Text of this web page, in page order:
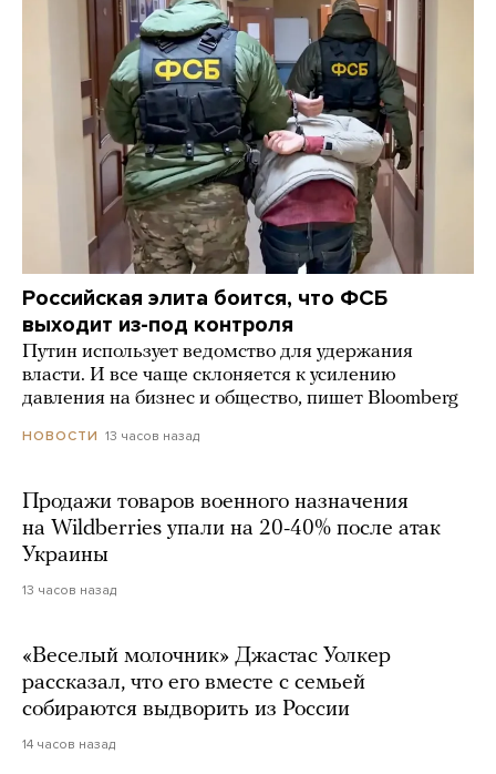
Российская элита боится, что ФСБ
выходит из-под контроля
Путин использует ведомство для удержания
власти. И все чаще склоняется к усилению
давления на бизнес и общество, пишет Bloomberg
НОВОСТИ 13 часов назад
Продажи товаров военного назначения
на Wildberries упали на 20-40% после атак
Украины
13 часов назад
«Веселый молочник» Джастас Уолкер
рассказал, что его вместе с семьей
собираются выдворить из России
14 часов назад